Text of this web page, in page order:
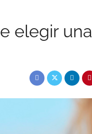
elegir una